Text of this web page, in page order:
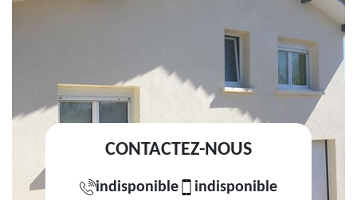
CONTACTEZ-NOUS
indisponible indisponible